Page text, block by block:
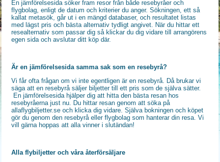
En jämförelsesida söker fram resor från både resebyråer och
flygbolag, enligt de datum och kriterier du anger. Sökningen, ett så
kallat metasök, går ut i en mängd databaser, och resultatet listas
med lägst pris och bästa alternativ tydligt angivet. När du hittar ett
resealternativ som passar dig så klickar du dig vidare till arrangörens
egen sida och avslutar ditt köp där.
Är en jämförelsesida samma sak som en resebyrå?
Vi får ofta frågan om vi inte egentligen är en resebyrå. Då brukar vi
säga att en resebyrå säljer biljetter till ett pris som de själva sätter.
En jämförelsesida hjälper dig att hitta den bästa resan hos
resebyråerna just nu. Du hittar resan genom att söka på
allaflygbiljetter.se och klicka dig vidare. Själva bokningen och köpet
gör du genom den resebyrå eller flygbolag som hanterar din resa. Vi
vill gärna hoppas att alla vinner i slutändan!
Alla flybiljetter och våra återförsäljare